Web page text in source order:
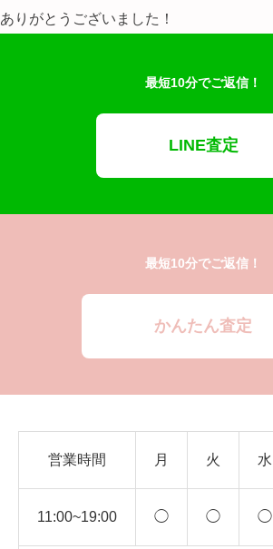
ありがとうございました！
最短10分でご返信！
LINE査定
最短10分でご返信！
かんたん査定
営業時間 月 火 水
11:00~19:00 ◯ ◯ ◯